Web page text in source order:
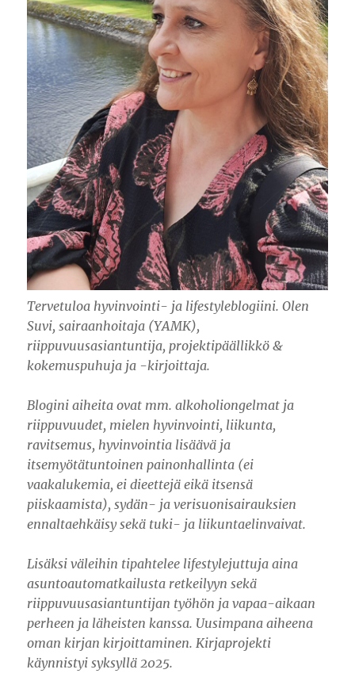
Tervetuloa hyvinvointi- ja lifestyleblogiini. Olen
Suvi, sairaanhoitaja (YAMK),
riippuvuusasiantuntija, projektipäällikkö &
kokemuspuhuja ja -kirjoittaja.
Blogini aiheita ovat mm. alkoholiongelmat ja
riippuvuudet, mielen hyvinvointi, liikunta,
ravitsemus, hyvinvointia lisäävä ja
itsemyötätuntoinen painonhallinta (ei
vaakalukemia, ei dieettejä eikä itsensä
piiskaamista), sydän- ja verisuonisairauksien
ennaltaehkäisy sekä tuki- ja liikuntaelinvaivat.
Lisäksi väleihin tipahtelee lifestylejuttuja aina
asuntoautomatkailusta retkeilyyn sekä
riippuvuusasiantuntijan työhön ja vapaa-aikaan
perheen ja läheisten kanssa. Uusimpana aiheena
oman kirjan kirjoittaminen. Kirjaprojekti
käynnistyi syksyllä 2025.